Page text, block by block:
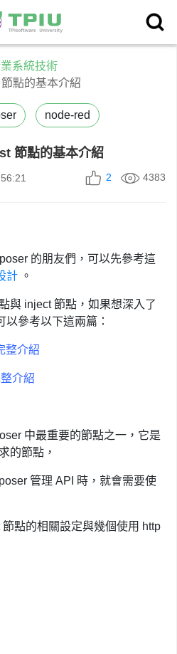
網
產品中心
系統技術
點的基本介紹
node-red
節點的基本介紹
2 4383
的朋友們，可以先參考這
計 。
與 inject 節點，如果想深入了
參考以下這兩篇：
整介紹
介紹
中最重要的節點之一，它是
的節點，
管理 API 時，就會需要使
點的相關設定與幾個使用 http